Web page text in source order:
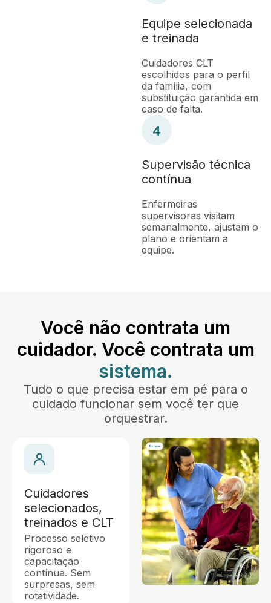
Equipe selecionada
e treinada
Cuidadores CLT
escolhidos para o perfil
da família, com
substituição garantida em
caso de falta.
Supervisão técnica
contínua
Enfermeiras
supervisoras visitam
semanalmente, ajustam o
plano e orientam a
equipe.
Você não contrata um
cuidador. Você contrata um
sistema.
Tudo o que precisa estar em pé para o
cuidado funcionar sem você ter que
orquestrar.
Cuidadores
selecionados,
treinados e CLT
Processo seletivo
rigoroso e
capacitação
contínua. Sem
surpresas, sem
rotatividade.